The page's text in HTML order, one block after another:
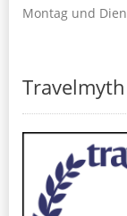
Montag und